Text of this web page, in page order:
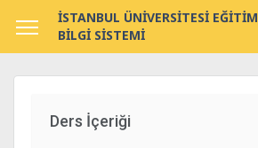
İSTANBUL ÜNİVERSİTESİ EĞİTİM
BİLGİ SİSTEMİ
Ders İçeriği